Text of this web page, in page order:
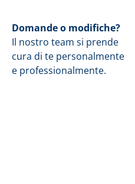
Domande o modifiche?
Il nostro team si prende
cura di te personalmente
e professionalmente.